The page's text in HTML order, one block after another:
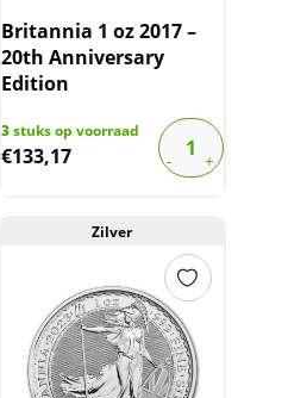
Britannia 1 oz 2017 –
20th Anniversary
Edition
3stuks op voorraad
€133,17
Zilver